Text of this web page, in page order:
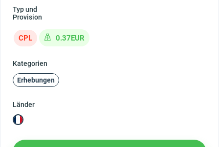
Typ und
Provision
CPL 0.37EUR
Kategorien
Erhebungen
Länder